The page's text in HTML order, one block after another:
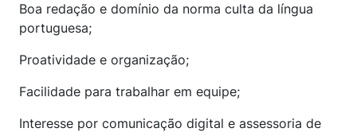
Boa redação e domínio da norma culta da língua
portuguesa;
Proatividade e organização;
Facilidade para trabalhar em equipe;
Interesse por comunicação digital e assessoria de